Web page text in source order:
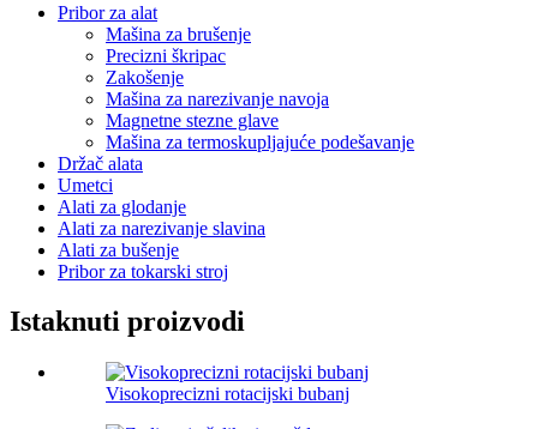
Pribor za alat
Mašina za brušenje
Precizni škripac
Zakošenje
Mašina za narezivanje navoja
Magnetne stezne glave
Mašina za termoskupljajuće podešavanje
Držač alata
Umetci
Alati za glodanje
Alati za narezivanje slavina
Alati za bušenje
Pribor za tokarski stroj
Istaknuti proizvodi
Visokoprecizni rotacijski bubanj